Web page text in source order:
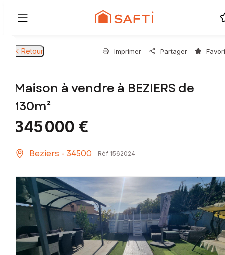
Retour Imprimer Partager
Maison à vendre à BEZIERS de
130m²
345 000 €
Beziers - 34500 Réf 1562024